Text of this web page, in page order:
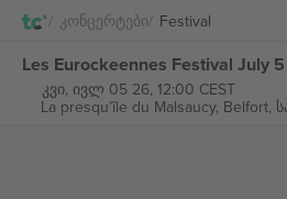
Კონცერტები Festival
Les Eurockeennes Festival July
კვი, ივლ 05 26, 12:00 CEST
La presqu’île du Malsaucy, Belfort,